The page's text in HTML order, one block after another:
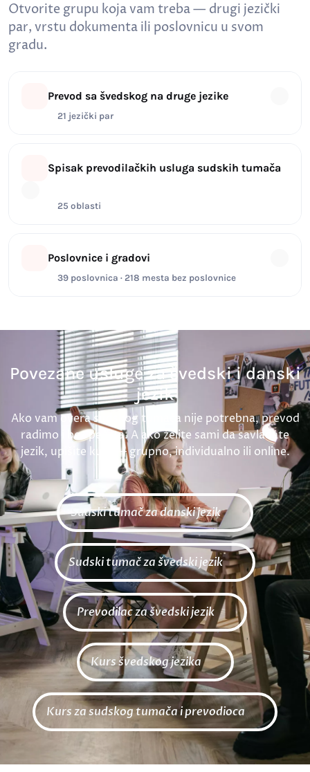
Otvorite grupu koja vam treba — drugi jezički
par, vrstu dokumenta ili poslovnicu u svom
gradu.
Prevod sa švedskog na druge jezike
21 jezički par
Spisak prevodilačkih usluga sudskih tumača
25 oblasti
Poslovnice i gradovi
39 poslovnica · 218 mesta bez poslovnice
Povezane usluge za švedski i danski
jezik
Ako vam overa sudskog tumača nije potrebna, prevod
radimo i bez pečata. A ako želite sami da savladate
jezik, upišite kurs — grupno, individualno ili online.
Sudski tumač za danski jezik
Sudski tumač za švedski jezik
Prevodilac za švedski jezik
Kurs švedskog jezika
Kurs za sudskog tumača i prevodioca